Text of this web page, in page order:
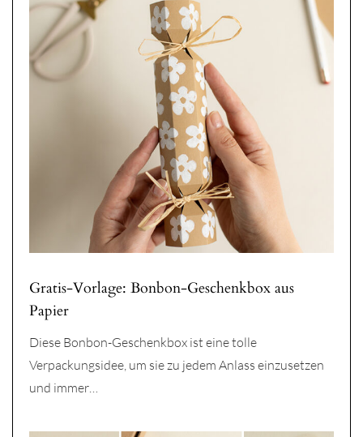
Gratis-Vorlage: Bonbon-Geschenkbox aus
Papier
Diese Bonbon-Geschenkbox ist eine tolle
Verpackungsidee, um sie zu jedem Anlass einzusetzen
und immer…